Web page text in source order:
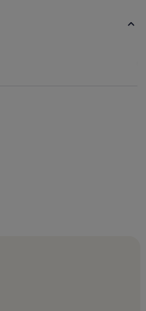
Mariefredin